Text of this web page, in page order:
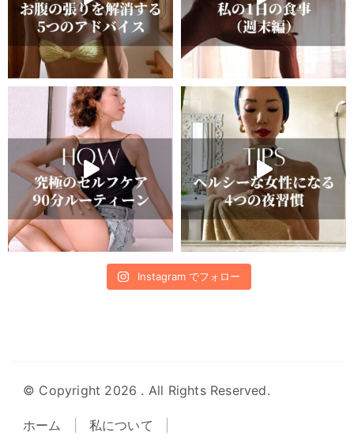
Instagram でフォロー
© Copyright 2026 . All Rights Reserved.
ホーム 私について